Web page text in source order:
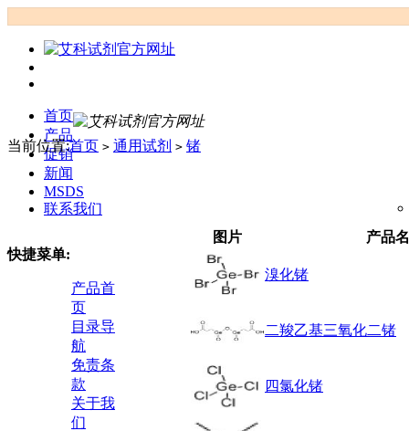
首页
产品
促销
新闻
MSDS
联系我们
当前位置:首页 > 通用试剂 > 锗
快捷菜单:
产品首
页
目录导
航
免责条
款
关于我
们
图片 产品
溴化锗
二羧乙基三氧化二锗
四氯化锗